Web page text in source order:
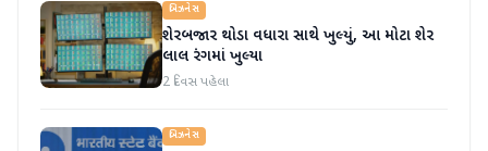
બિઝનેસ
શેરબજાર થોડા વધારા સાથે ખુલ્યું, આ મોટા શેર
લાલ રંગમાં ખુલ્યા
2 દિવસ પહેલા
બિઝનેસ